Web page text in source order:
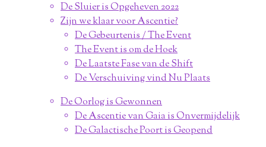
De Sluier is Opgeheven 2022
Zijn we klaar voor Ascentie?
De Gebeurtenis / The Event
The Event is om de Hoek
De Laatste Fase van de Shift
De Verschuiving vind Nu Plaats
De Oorlog is Gewonnen
De Ascentie van Gaia is Onvermijdelijk
De Galactische Poort is Geopend